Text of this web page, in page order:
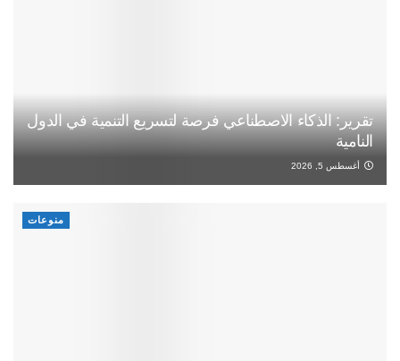
تقرير: الذكاء الاصطناعي فرصة لتسريع التنمية في الدول
النامية
أغسطس 5, 2026
منوعات